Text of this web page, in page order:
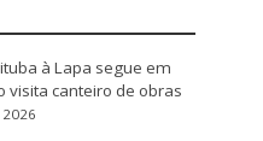
à Lapa segue em
visita canteiro de obras